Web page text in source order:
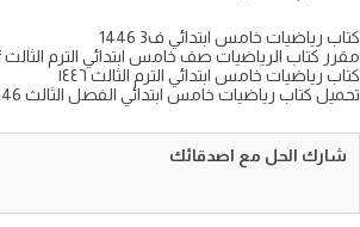
كتاب رياضيات خامس ابتدائي ف3 1446
مقرر كتاب الرياضيات صف خامس ابتدائي الترم الثالث pdf عرض مباشر 2025
كتاب رياضيات خامس ابتدائي الترم الثالث ١٤٤٦
تحميل كتاب رياضيات خامس ابتدائي الفصل الثالث 1446 pdf
شارك الحل مع اصدقائك